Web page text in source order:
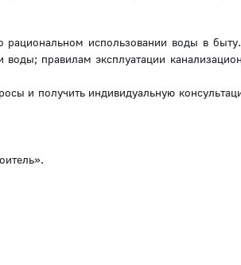
использовании воды в
правилам эксплуатации
и получить индивидуальную